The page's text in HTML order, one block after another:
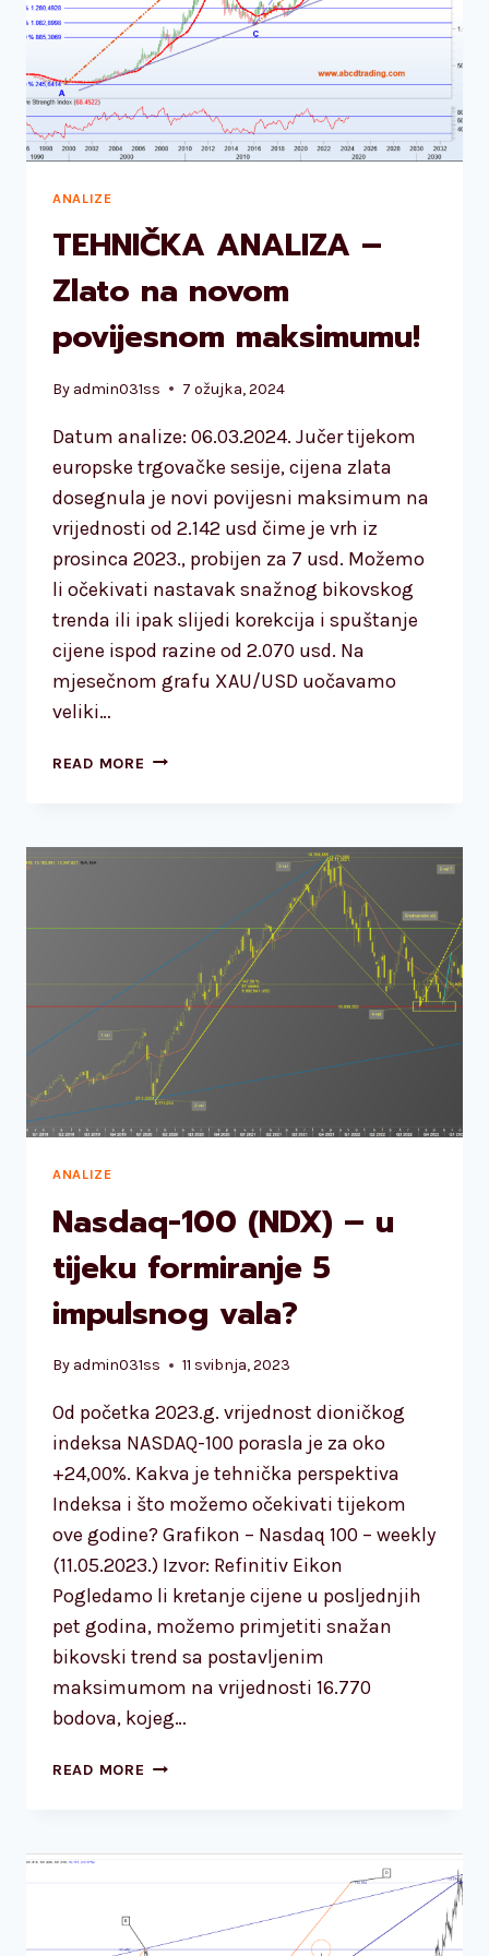
ANALIZE
TEHNIČKA ANALIZA –
Zlato na novom
povijesnom maksimumu!
By admin031ss 7 ožujka, 2024
Datum analize: 06.03.2024. Jučer tijekom
europske trgovačke sesije, cijena zlata
dosegnula je novi povijesni maksimum na
vrijednosti od 2.142 usd čime je vrh iz
prosinca 2023., probijen za 7 usd. Možemo
li očekivati nastavak snažnog bikovskog
trenda ili ipak slijedi korekcija i spuštanje
cijene ispod razine od 2.070 usd. Na
mjesečnom grafu XAU/USD uočavamo
veliki…
READ MORE TEHNIČKA
POVIJESNOM
MAKSIMUMU!
ANALIZE
Nasdaq-100 (NDX) – u
tijeku formiranje 5
impulsnog vala?
By admin031ss 11 svibnja, 2023
Od početka 2023.g. vrijednost dioničkog
indeksa NASDAQ-100 porasla je za oko
+24,00%. Kakva je tehnička perspektiva
Indeksa i što možemo očekivati tijekom
ove godine? Grafikon – Nasdaq 100 – weekly
(11.05.2023.) Izvor: Refinitiv Eikon
Pogledamo li kretanje cijene u posljednjih
pet godina, možemo primjetiti snažan
bikovski trend sa postavljenim
maksimumom na vrijednosti 16.770
bodova, kojeg…
READ MORE NASDAQ-